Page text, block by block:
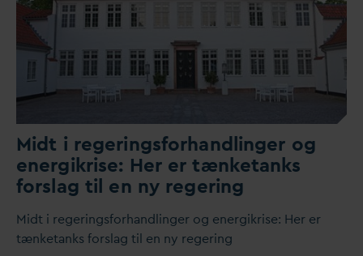
Midt i regeringsforhandlinger og
energikrise: Her er tænketanks
forslag til en ny regering
Midt i regeringsforhandlinger og energikrise: Her er
tænketanks forslag til en ny regering